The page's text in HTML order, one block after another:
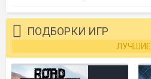
ПОДБОРКИ ИГР
ЛУЧШИЕ